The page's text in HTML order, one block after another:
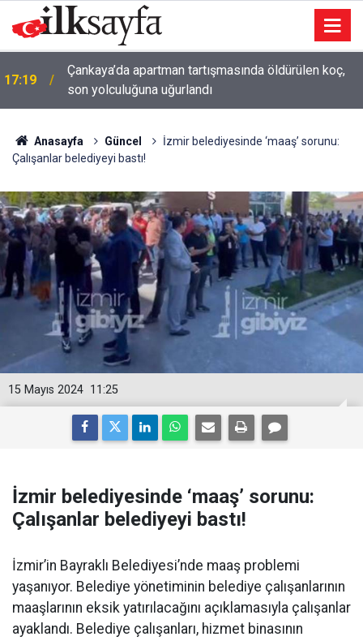
17:19
Çankaya’da apartman tartışmasında öldürülen koç,
son yolculuğuna uğurlandı
Anasayfa Güncel
İzmir belediyesinde ‘maaş’ sorunu:
Çalışanlar belediyeyi bastı!
11:25
15 Mayıs 2024
İzmir belediyesinde ‘maaş’ sorunu:
Çalışanlar belediyeyi bastı!
İzmir’in Bayraklı Belediyesi’nde maaş problemi
yaşanıyor. Belediye yönetiminin belediye çalışanlarının
maaşlarının eksik yatırılacağını açıklamasıyla çalışanlar
ayaklandı. Belediye çalışanları, hizmet binasının